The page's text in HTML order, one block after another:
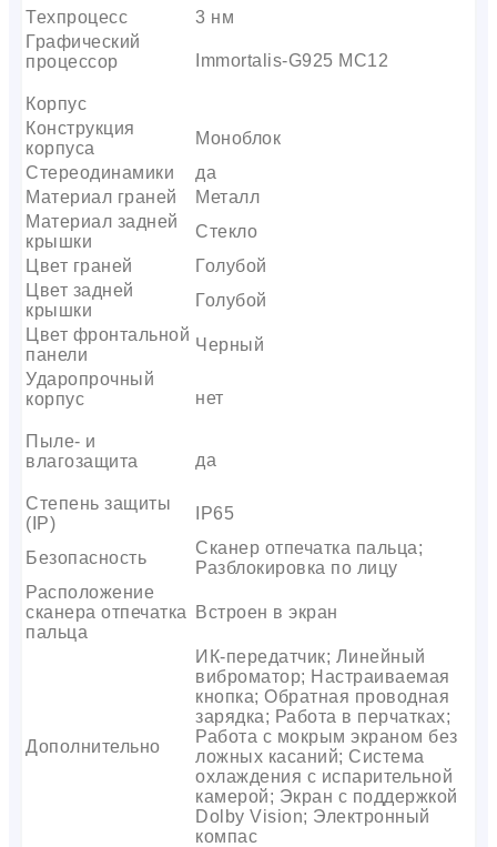
Техпроцесс
3 нм
Графический
процессор
Immortalis-G925 MC12
Корпус
Конструкция
корпуса
Моноблок
Стереодинамики
да
Материал граней
Металл
Материал задней
крышки
Стекло
Цвет граней
Голубой
Цвет задней
крышки
Голубой
Цвет фронтальной
панели
Черный
Ударопрочный
корпус
нет
Пыле- и
влагозащита
да
Степень защиты
(IP)
IP65
Безопасность
Сканер отпечатка пальца;
Разблокировка по лицу
Расположение
сканера отпечатка
пальца
Встроен в экран
Дополнительно
ИК-передатчик; Линейный
виброматор; Настраиваемая
кнопка; Обратная проводная
зарядка; Работа в перчатках;
Работа с мокрым экраном без
ложных касаний; Система
охлаждения с испарительной
камерой; Экран с поддержкой
Dolby Vision; Электронный
компас